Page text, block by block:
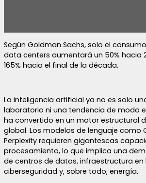
Según Goldman Sachs, solo el
data centers aumentará un 50% hacia
165% hacia el final de la década.
La inteligencia artificial ya no es solo
laboratorio ni una tendencia de moda
ha convertido en un motor estructural
global. Los modelos de lenguaje como
Perplexity requieren gigantescas
procesamiento, lo que implica una
de centros de datos, infraestructura en
ciberseguridad y, sobre todo, energía.